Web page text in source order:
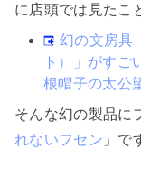
に店頭では見たこ
幻の文房具
ト）」がすご
根帽子の太公
そんな幻の製品に
れないフセン 」で